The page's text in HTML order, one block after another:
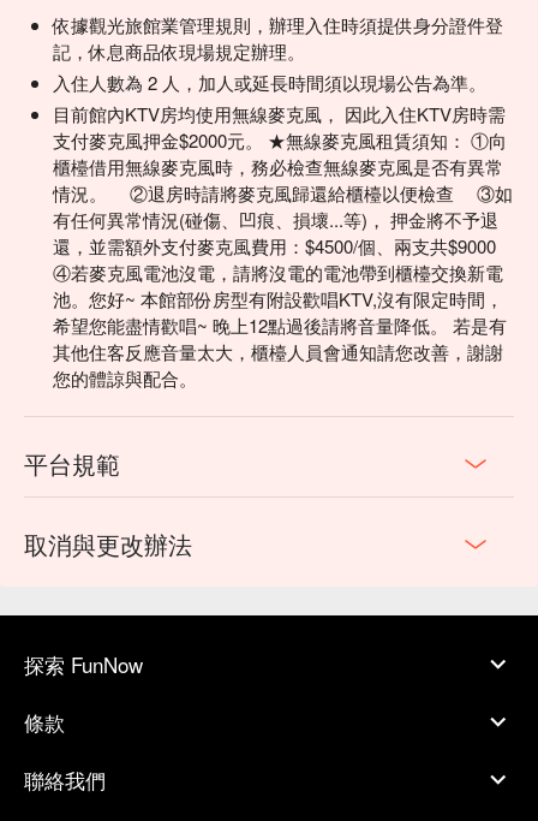
依據觀光旅館業管理規則，辦理入住時須提供身分證件登
記，休息商品依現場規定辦理。
入住人數為 2 人，加人或延長時間須以現場公告為準。
目前館內KTV房均使用無線麥克風， 因此入住KTV房時需
支付麥克風押金$2000元。 ★無線麥克風租賃須知： ①向
櫃檯借用無線麥克風時，務必檢查無線麥克風是否有異常
情況。 ②退房時請將麥克風歸還給櫃檯以便檢查 ③如
有任何異常情況(碰傷、凹痕、損壞...等)， 押金將不予退
還，並需額外支付麥克風費用：$4500/個、兩支共$9000
④若麥克風電池沒電，請將沒電的電池帶到櫃檯交換新電
池。您好~ 本館部份房型有附設歡唱KTV,沒有限定時間，
希望您能盡情歡唱~ 晚上12點過後請將音量降低。 若是有
其他住客反應音量太大，櫃檯人員會通知請您改善，謝謝
您的體諒與配合。
平台規範
取消與更改辦法
探索 FunNow
條款
聯絡我們